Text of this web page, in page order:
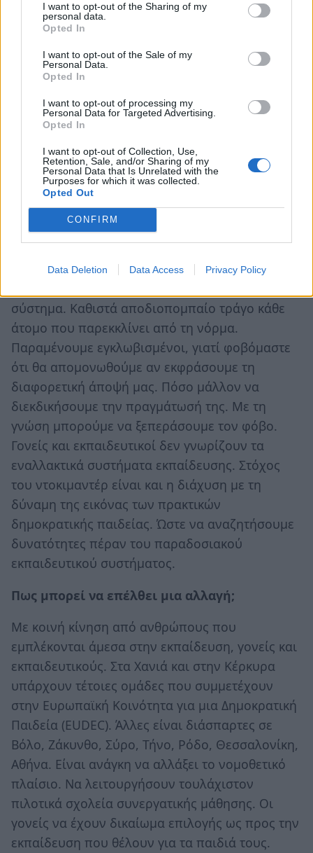
I want to opt-out of the Sharing of my
personal data.
Opted In
I want to opt-out of the Sale of my
Personal Data.
Opted In
I want to opt-out of processing my
Personal Data for Targeted Advertising.
Opted In
I want to opt-out of Collection, Use,
Retention, Sale, and/or Sharing of my
Personal Data that Is Unrelated with the
Purposes for which it was collected.
Opted Out
CONFIRM
Data Deletion Data Access Privacy Policy
συμφωνούν συμβιβάζονται ή μεταναστεύουν
για να εξασφαλίσουν μια άλλη εκπαίδευση στο
παιδί τους ή καταφεύγουν στην εκπαίδευση κατ’
οίκον, αποκρύβοντάς το, αφού το νομικό
πλαίσιο δεν δίνει αυτή την επιλογή όπως
γίνεται σε άλλες χώρες.
εκπαιδευτικό σύστημα που να αξίζει στα
παιδιά μας;
Φόβος να ξεφύγουμε από τα δεδομένα μας. Να
συγκρουστούμε με το υπάρχον σύστημα. Να τα
Δυστυχώς ενσωματώνουμε το φόβο που
σύστημα. Καθιστά αποδιοπομπαίο τράγο κάθε
άτομο που παρεκκλίνει από τη νόρμα.
Παραμένουμε εγκλωβισμένοι, γιατί φοβόμαστε
ότι θα απομονωθούμε αν εκφράσουμε τη
διαφορετική άποψή μας. Πόσο μάλλον να
διεκδικήσουμε την πραγμάτωσή της. Με τη
γνώση μπορούμε να ξεπεράσουμε τον φόβο.
Γονείς και εκπαιδευτικοί δεν γνωρίζουν τα
εναλλακτικά συστήματα εκπαίδευσης. Στόχος
του ντοκιμαντέρ είναι και η διάχυση με τη
δύναμη της εικόνας των πρακτικών
δημοκρατικής παιδείας. Ώστε να αναζητήσουμε
δυνατότητες πέραν του παραδοσιακού
εκπαιδευτικού συστήματος.
Πως μπορεί να επέλθει μια αλλαγή;
Με κοινή κίνηση από ανθρώπους που
εμπλέκονται άμεσα στην εκπαίδευση, γονείς και
εκπαιδευτικούς. Στα Χανιά και στην Κέρκυρα
υπάρχουν τέτοιες ομάδες που συμμετέχουν
στην Ευρωπαϊκή Κοινότητα για μια Δημοκρατική
Παιδεία (EUDEC). Άλλες είναι διάσπαρτες σε
Βόλο, Ζάκυνθο, Σύρο, Τήνο, Ρόδο, Θεσσαλονίκη,
Αθήνα. Είναι ανάγκη να αλλάξει το νομοθετικό
πλαίσιο. Να λειτουργήσουν τουλάχιστον
πιλοτικά σχολεία συνεργατικής μάθησης. Οι
γονείς να έχουν δικαίωμα επιλογής ως προς την
εκπαίδευση που θέλουν για τα παιδιά τους.